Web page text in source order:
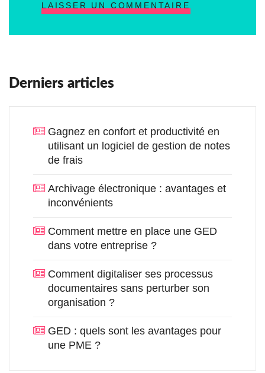
LAISSER UN COMMENTAIRE
Derniers articles
Gagnez en confort et productivité en
utilisant un logiciel de gestion de notes
de frais
Archivage électronique : avantages et
inconvénients
Comment mettre en place une GED
dans votre entreprise ?
Comment digitaliser ses processus
documentaires sans perturber son
organisation ?
GED : quels sont les avantages pour
une PME ?